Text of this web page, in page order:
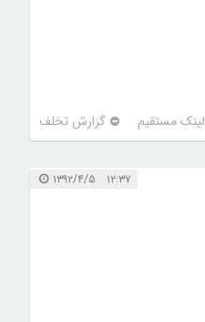
لینک مستقیم گزارش تخلف
۱۲:۳۷ ۱۳۹۲/۴/۵